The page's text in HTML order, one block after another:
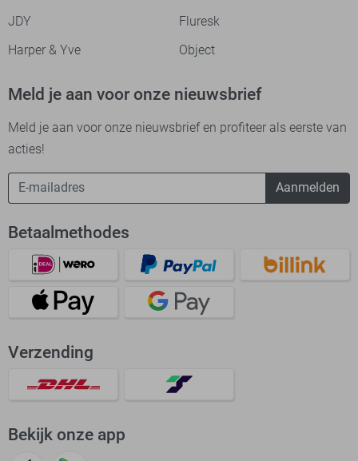
JDY
Fluresk
Harper & Yve
Object
Meld je aan voor onze nieuwsbrief
Meld je aan voor onze nieuwsbrief en profiteer als eerste van
acties!
Aanmelden
Betaalmethodes
Verzending
Bekijk onze app